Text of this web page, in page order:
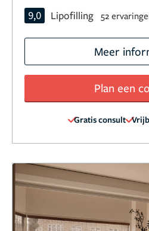
9,0 Lipofilling 52
Meer
Plan een
Gratis consult